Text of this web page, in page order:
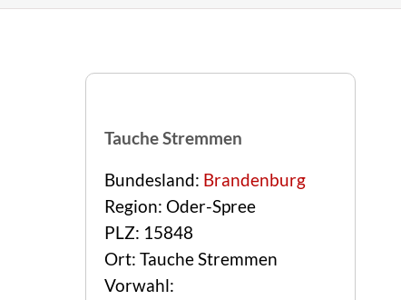
Tauche Stremmen
Bundesland: Brandenburg
Region: Oder-Spree
PLZ: 15848
Ort: Tauche Stremmen
Vorwahl: